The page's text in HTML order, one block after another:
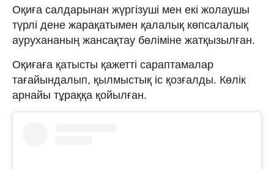
Оқиға салдарынан жүргізуші мен екі жолаушы
түрлі дене жарақатымен қалалық көпсалалық
аурухананың жансақтау бөліміне жатқызылған.
Оқиғаға қатысты қажетті сараптамалар
тағайындалып, қылмыстық іс қозғалды. Көлік
арнайы тұраққа қойылған.